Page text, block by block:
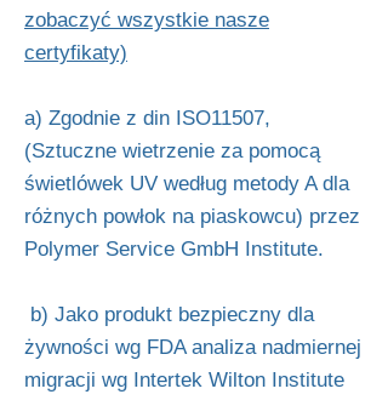
zobaczyć wszystkie nasze
certyfikaty)
a) Zgodnie z din ISO11507,
(Sztuczne wietrzenie za pomocą
świetlówek UV według metody A dla
różnych powłok na piaskowcu) przez
Polymer Service GmbH Institute.
b) Jako produkt bezpieczny dla
żywności wg FDA analiza nadmiernej
migracji wg Intertek Wilton Institute